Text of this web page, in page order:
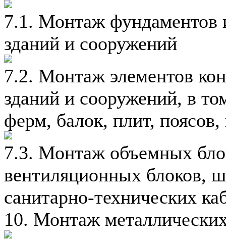
7.1. Монтаж фундаментов
зданий и сооружений
7.2. Монтаж элементов
зданий и сооружений, в
ферм, балок, плит, поясов,
7.3. Монтаж объемных
вентиляционных блоков,
санитарно-технических
10. Монтаж